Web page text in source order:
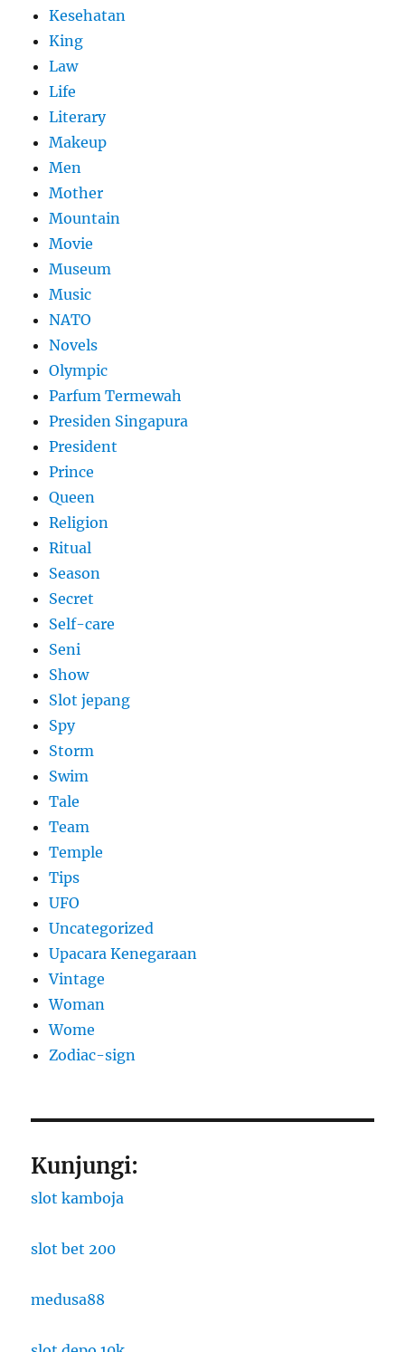
Kesehatan
King
Law
Life
Literary
Makeup
Men
Mother
Mountain
Movie
Museum
Music
NATO
Novels
Olympic
Parfum Termewah
Presiden Singapura
President
Prince
Queen
Religion
Ritual
Season
Secret
Self-care
Seni
Show
Slot jepang
Spy
Storm
Swim
Tale
Team
Temple
Tips
UFO
Uncategorized
Upacara Kenegaraan
Vintage
Woman
Wome
Zodiac-sign
Kunjungi:
slot kamboja
slot bet 200
medusa88